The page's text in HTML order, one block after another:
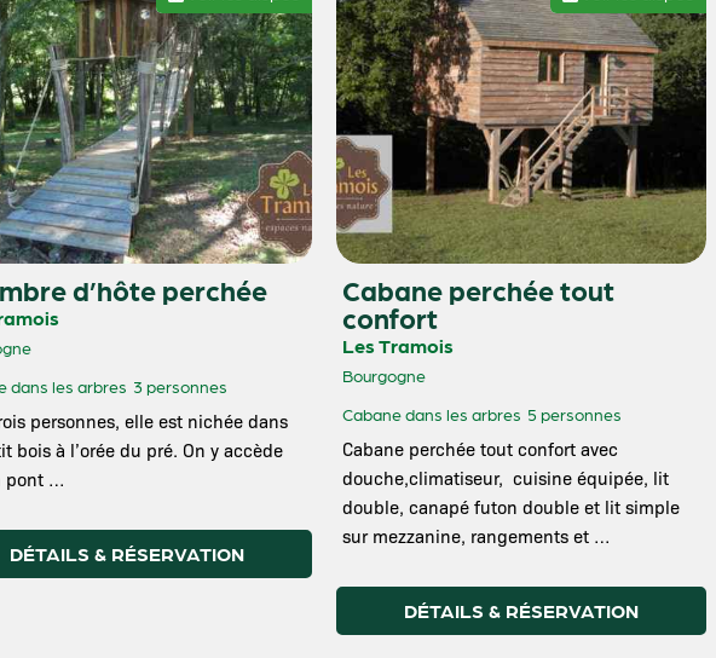
d’hôte perchée
dans les arbres 3 personnes
personnes, elle est nichée dans
bois à l’orée du pré. On y accède
pont …
DÉTAILS & RÉSERVATION
Cabane perchée tout
confort
Les Tramois
Bourgogne
Cabane dans les arbres 5 personnes
Cabane perchée tout confort avec
douche,climatiseur, cuisine équipée, lit
double, canapé futon double et lit simple
sur mezzanine, rangements et …
DÉTAILS & RÉSERVATION